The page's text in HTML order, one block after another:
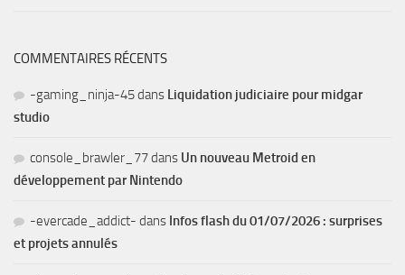
COMMENTAIRES RÉCENTS
-gaming_ninja-45dans Liquidation judiciaire pour midgar
studio
console_brawler_77dans Un nouveau Metroid en
développement par Nintendo
-evercade_addict- dans Infos flash du 01/07/2026 : surprises
et projets annulés